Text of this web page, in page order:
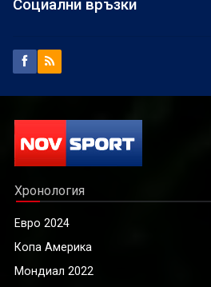
Социални връзки
Хронология
Евро 2024
Копа Америка
Мондиал 2022